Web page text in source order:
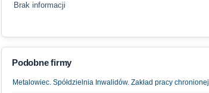
Brak informacji
Podobne firmy
Metalowiec. Spółdzielnia Inwalidów. Zakład pracy chronionej